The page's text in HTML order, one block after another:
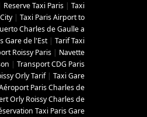
Reserve Taxi Paris | Taxi
| Taxi Paris Airport to
Charles de Gaulle a
Gare de l'Est| Tarif Taxi
Roissy Paris | Navette
| Transport CDG Paris
Orly Tarif| Taxi Gare
Paris Charles de
Orly Roissy Charles de
Taxi Paris Gare